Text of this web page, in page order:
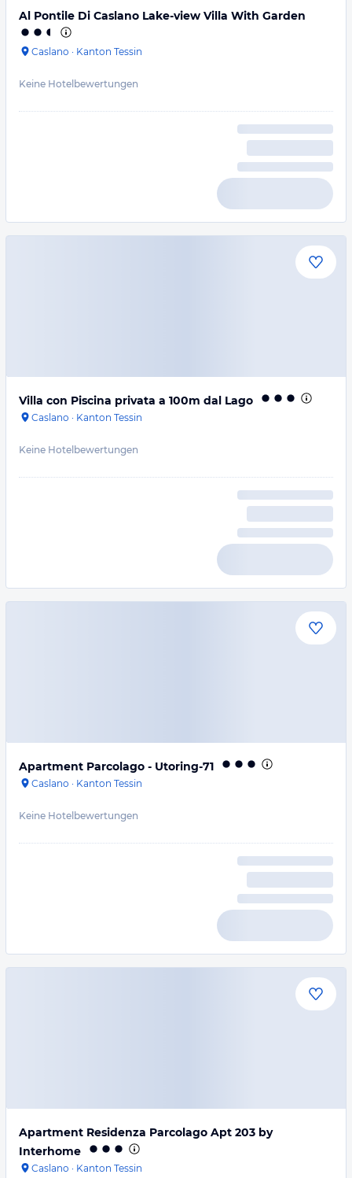
Al Pontile Di Caslano Lake-view Villa With Garden
Caslano · Kanton Tessin
Keine Hotelbewertungen
Villa con Piscina privata a 100m dal Lago
Caslano · Kanton Tessin
Keine Hotelbewertungen
Apartment Parcolago - Utoring-71
Caslano · Kanton Tessin
Keine Hotelbewertungen
Apartment Residenza Parcolago Apt 203 by
Interhome
Caslano · Kanton Tessin